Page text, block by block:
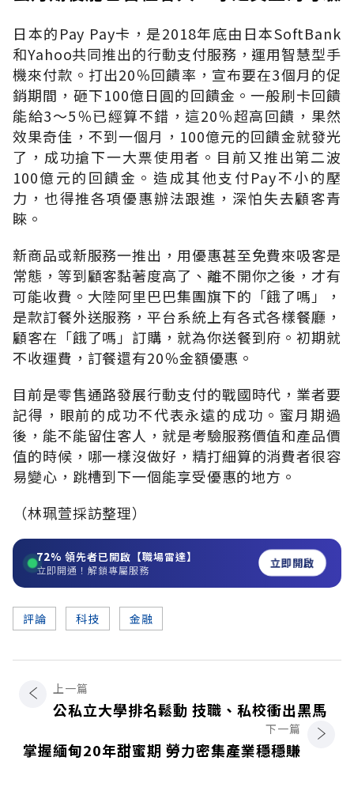
日本的Pay Pay卡，是2018年底由日本SoftBank
和Yahoo共同推出的行動支付服務，運用智慧型手
機來付款。打出20％回饋率，宣布要在3個月的促
銷期間，砸下100億日圓的回饋金。一般刷卡回饋
能給3～5％已經算不錯，這20％超高回饋，果然
效果奇佳，不到一個月，100億元的回饋金就發光
了，成功搶下一大票使用者。目前又推出第二波
100億元的回饋金。造成其他支付Pay不小的壓
力，也得推各項優惠辦法跟進，深怕失去顧客青
睞。
新商品或新服務一推出，用優惠甚至免費來吸客是
常態，等到顧客黏著度高了、離不開你之後，才有
可能收費。大陸阿里巴巴集團旗下的「餓了嗎」，
是款訂餐外送服務，平台系統上有各式各樣餐廳，
顧客在「餓了嗎」訂購，就為你送餐到府。初期就
不收運費，訂餐還有20％金額優惠。
目前是零售通路發展行動支付的戰國時代，業者要
記得，眼前的成功不代表永遠的成功。蜜月期過
後，能不能留住客人，就是考驗服務價值和產品價
值的時候，哪一樣沒做好，精打細算的消費者很容
易變心，跳槽到下一個能享受優惠的地方。
（林珮萱採訪整理）
72% 領先者已開啟【職場雷達】
立即開通！解鎖專屬服務 立即開啟
評論 科技 金融
上一篇
公私立大學排名鬆動 技職、私校衝出黑馬
下一篇
掌握緬甸20年甜蜜期 勞力密集產業穩穩賺